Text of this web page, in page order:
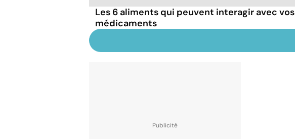
Les 6 aliments qui peuvent interagir avec vos
médicaments